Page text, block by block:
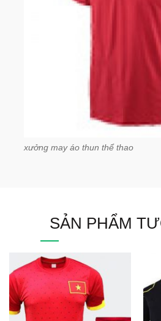
xưởng may áo thun thể thao
SẢN PHẨM